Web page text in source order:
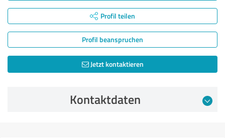
Profil teilen
Profil beanspruchen
Jetzt kontaktieren
Kontaktdaten